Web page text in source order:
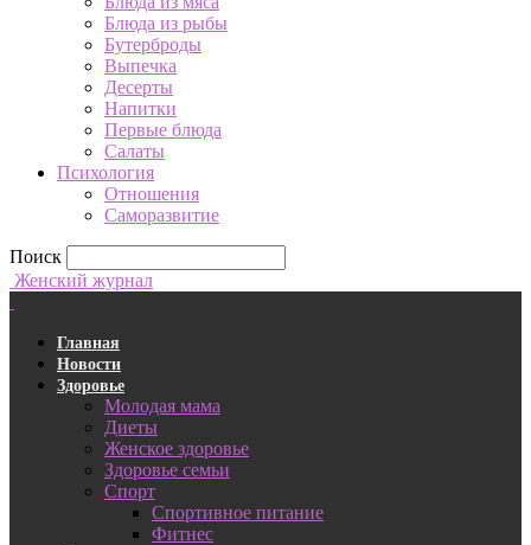
Блюда из рыбы
Бутерброды
Выпечка
Десерты
Напитки
Первые блюда
Салаты
Психология
Отношения
Саморазвитие
Поиск
Женский журнал
Главная
Новости
Здоровье
Молодая мама
Диеты
Женское здоровье
Здоровье семьи
Спорт
Спортивное питание
Фитнес